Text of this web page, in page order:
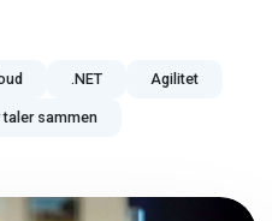
.NET Agilitet
taler sammen